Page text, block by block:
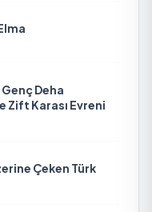
Deha
Zift Karası Evreni
Çeken Türk